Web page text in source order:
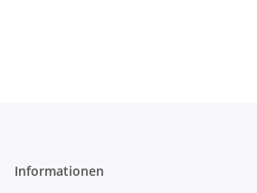
Informationen